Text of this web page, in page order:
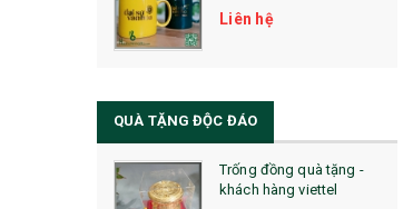
Liên hệ
QUÀ TẶNG ĐỘC ĐÁO
Trống đồng quà tặng -
khách hàng viettel